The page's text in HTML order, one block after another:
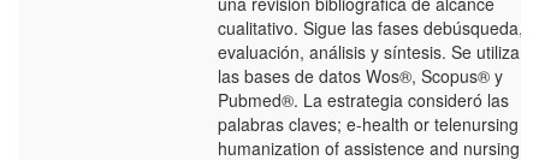
cualitativo. Sigue las fases debúsqueda,
evaluación, análisis y síntesis. Se
las bases de datos Wos®, Scopus® y
Pubmed®. La estrategia consideró las
palabras claves; e-health or telenursing
humanization of assistence and nursing